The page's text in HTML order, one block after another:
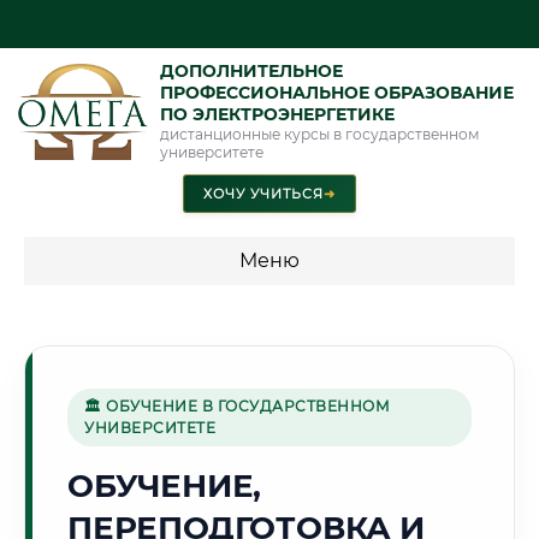
ДОПОЛНИТЕЛЬНОЕ
ПРОФЕССИОНАЛЬНОЕ ОБРАЗОВАНИЕ
ПО ЭЛЕКТРОЭНЕРГЕТИКЕ
дистанционные курсы в государственном
университете
ХОЧУ УЧИТЬСЯ➜
Меню
🌾
Г. КАРШИ
🏛 ОБУЧЕНИЕ В ГОСУДАРСТВЕННОМ
УНИВЕРСИТЕТЕ
ОБУЧЕНИЕ,
ПЕРЕПОДГОТОВКА И